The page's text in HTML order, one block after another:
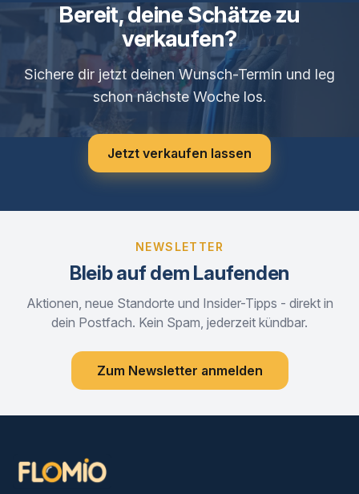
Bereit, deine Schätze zu
verkaufen?
Sichere dir jetzt deinen Wunsch-Termin und leg
schon nächste Woche los.
Jetzt verkaufen lassen
NEWSLETTER
Bleib auf dem Laufenden
Aktionen, neue Standorte und Insider-Tipps - direkt in
dein Postfach. Kein Spam, jederzeit kündbar.
Zum Newsletter anmelden